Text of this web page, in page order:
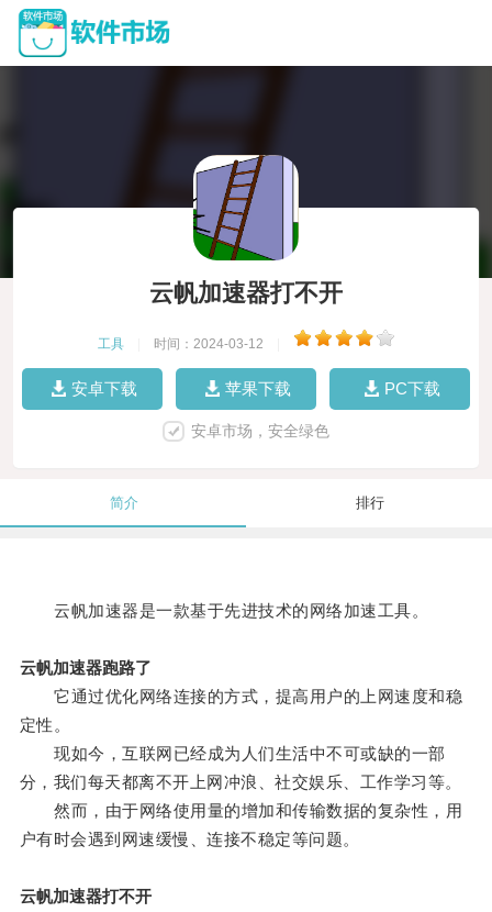
云帆加速器打不开
工具 时间：2024-03-12
安卓下载 苹果下载 PC下载
安卓市场，安全绿色
简介 排行
云帆加速器是一款基于先进技术的网络加速工具。
云帆加速器跑路了
它通过优化网络连接的方式，提高用户的上网速度和稳
定性。
现如今，互联网已经成为人们生活中不可或缺的一部
分，我们每天都离不开上网冲浪、社交娱乐、工作学习等。
然而，由于网络使用量的增加和传输数据的复杂性，用
户有时会遇到网速缓慢、连接不稳定等问题。
云帆加速器打不开